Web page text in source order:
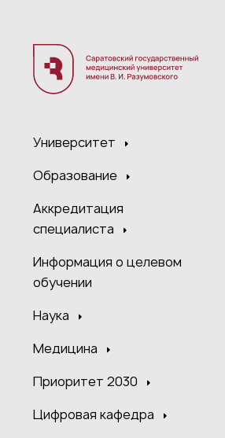
Университет
Образование
Аккредитация
специалиста
Информация о целевом
обучении
Наука
Медицина
Приоритет 2030
Цифровая кафедра